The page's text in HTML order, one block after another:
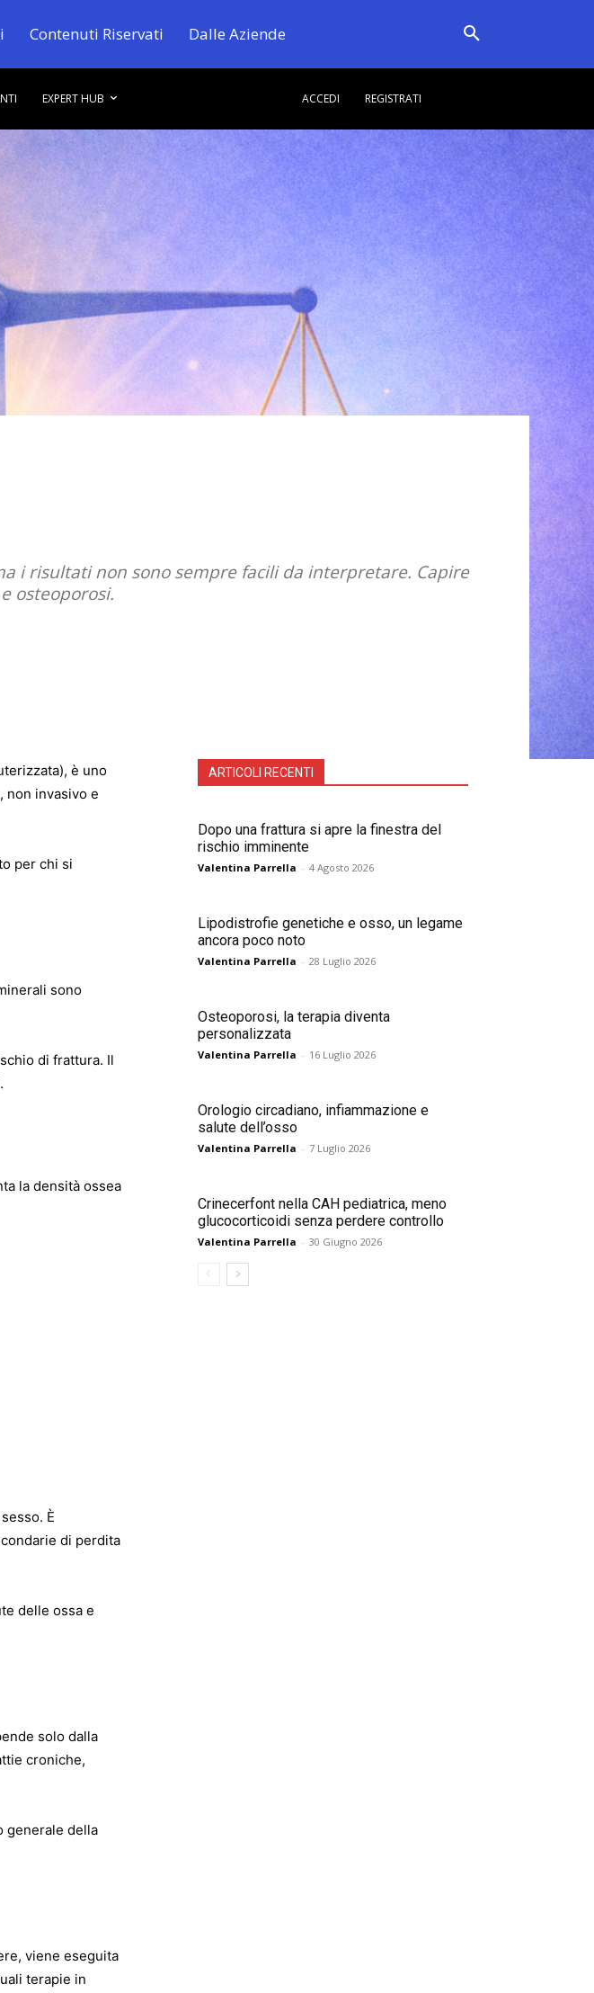
Contenuti Riservati Dalle Aziende
EXPERT HUB ACCEDI REGISTRATI
i risultati non sono sempre facili da interpretare. Capire
osteoporosi.
è uno
non invasivo e
per chi si
sono
di frattura. Il
la densità ossea
È
di perdita
delle ossa e
solo dalla
croniche,
generale della
viene eseguita
terapie in
ARTICOLI RECENTI
Dopo una frattura si apre la finestra del
rischio imminente
Valentina Parrella - 4 Agosto 2026
Lipodistrofie genetiche e osso, un legame
ancora poco noto
Valentina Parrella - 28 Luglio 2026
Osteoporosi, la terapia diventa
personalizzata
Valentina Parrella - 16 Luglio 2026
Orologio circadiano, infiammazione e
salute dell’osso
Valentina Parrella - 7 Luglio 2026
Crinecerfont nella CAH pediatrica, meno
glucocorticoidi senza perdere controllo
Valentina Parrella - 30 Giugno 2026